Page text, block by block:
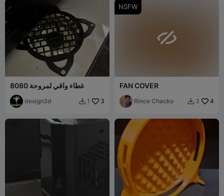
غطاء واقي لمروحة 8080
design3d  1 3
NSFW

FAN COVER
Rince Chacko  3 4